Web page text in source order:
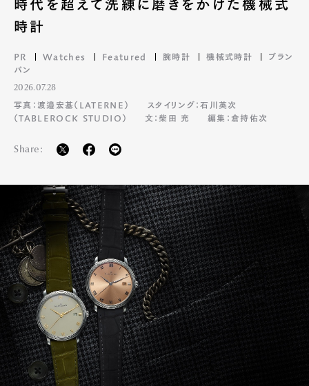
時代を超えて洗練に磨きをかけた機械式
時計
PR Watches Featured 腕時計 機械式時計
ブラン
パン
2026.07.28
写真：渡邉宏基（LATERNE）
スタイリング：石川英次
（TABLEROCK STUDIO）
文：柴田 充 編集：倉持佑次
Share: